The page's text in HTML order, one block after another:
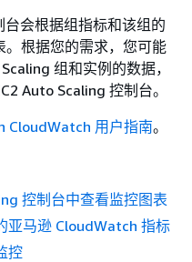
会根据组指标和该组的
根据您的需求，您可能
组和实例的数据，
Auto Scaling 控制台。
CloudWatch 用户指南。
控制台中查看监控图表
亚马逊 CloudWatch 指标
控